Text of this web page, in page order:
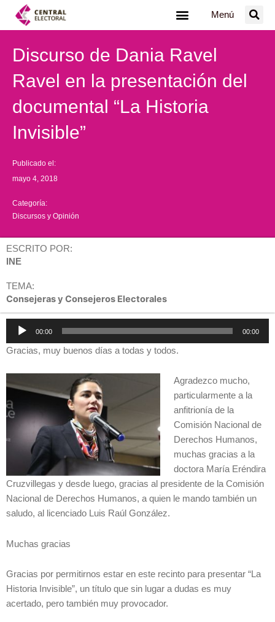
Menú
Discurso de Dania Ravel
Ravel en la presentación del
documental “La Historia
Invisible”
Publicado el:
mayo 4, 2018
Categoría:
Discursos y Opinión
ESCRITO POR:
INE
TEMA:
Consejeras y Consejeros Electorales
Reproductor
audio
00:00 00:00
Gracias, muy buenos días a todas y todos.
Agradezco mucho,
particularmente a la
anfitrionía de la
Comisión Nacional de
Derechos Humanos,
muchas gracias a la
doctora María Eréndira
Cruzvillegas y desde luego, gracias al presidente de la Comisión
Nacional de Derechos Humanos, a quien le mando también un
saludo, al licenciado Luis Raúl González.
Muchas gracias
Gracias por permitirnos estar en este recinto para presentar “La
Historia Invisible”, un título que sin lugar a dudas es muy
acertado, pero también muy provocador.